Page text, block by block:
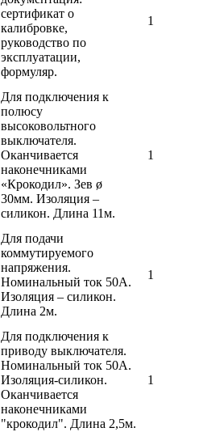
сертификат о
калибровке,
руководство по
эксплуатации,
формуляр.
1
Для подключения к
полюсу
высоковольтного
выключателя.
Оканчивается
наконечниками
«Крокодил». Зев ø
30мм. Изоляция –
силикон. Длина 11м.
1
Для подачи
коммутируемого
напряжения.
Номинальный ток 50А.
Изоляция – силикон.
Длина 2м.
1
Для подключения к
приводу выключателя.
Номинальный ток 50А.
Изоляция-силикон.
Оканчивается
наконечниками
"крокодил". Длина 2,5м.
1